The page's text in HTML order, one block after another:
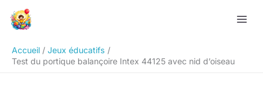
Accueil
Jeux éducatifs
Test du portique balançoire Intex 44125 avec nid d’oiseau
Rechercher